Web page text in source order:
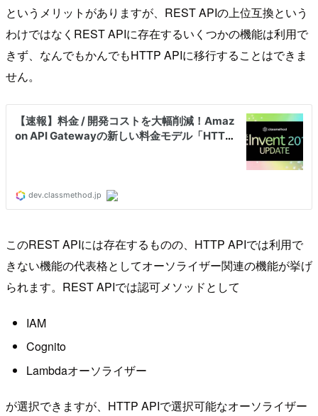
というメリットがありますが、REST APIの上位互換という
わけではなくREST APIに存在するいくつかの機能は利用で
きず、なんでもかんでもHTTP APIに移行することはできま
せん。
このREST APIには存在するものの、HTTP APIでは利用で
きない機能の代表格としてオーソライザー関連の機能が挙げ
られます。REST APIでは認可メソッドとして
IAM
Cognito
Lambdaオーソライザー
が選択できますが、HTTP APIで選択可能なオーソライザー